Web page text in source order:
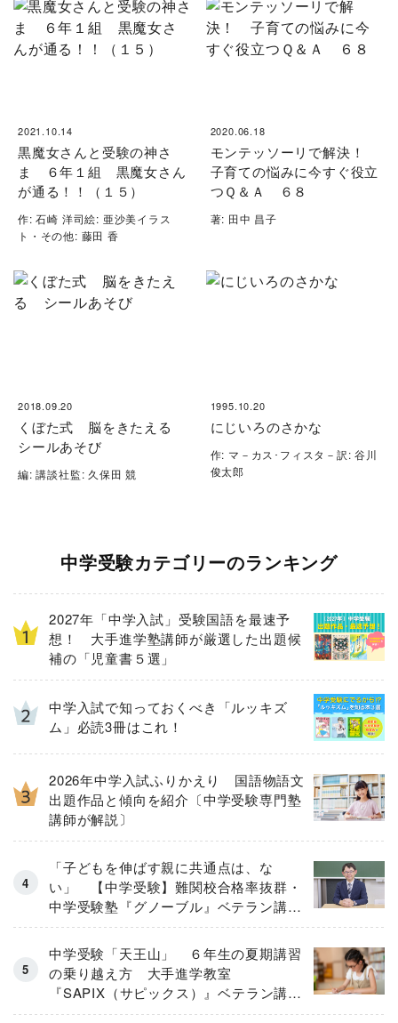
2021.10.14
黒魔女さんと受験の神さ
ま ６年１組 黒魔女さん
が通る！！（１５）
作: 石崎 洋司絵: 亜沙美イラス
ト・その他: 藤田 香
2020.06.18
モンテッソーリで解決！
子育ての悩みに今すぐ役立
つＱ＆Ａ ６８
著: 田中 昌子
2018.09.20
くぼた式 脳をきたえる
シールあそび
編: 講談社監: 久保田 競
1995.10.20
にじいろのさかな
作: マ－カス･フィスタ－訳: 谷川
俊太郎
中学受験カテゴリーのランキング
2027年「中学入試」受験国語を最速予
想！ 大手進学塾講師が厳選した出題候
補の「児童書５選」
中学入試で知っておくべき「ルッキズ
ム」必読3冊はこれ！
2026年中学入試ふりかえり 国語物語文
出題作品と傾向を紹介〔中学受験専門塾
講師が解説〕
「子どもを伸ばす親に共通点は、な
い」 【中学受験】難関校合格率抜群・
中学受験塾『グノーブル』ベテラン講師
が「保護者のお悩み」にガチ回答！
中学受験「天王山」 ６年生の夏期講習
の乗り越え方 大手進学教室
『SAPIX（サピックス）』ベテラン講師
が伝授